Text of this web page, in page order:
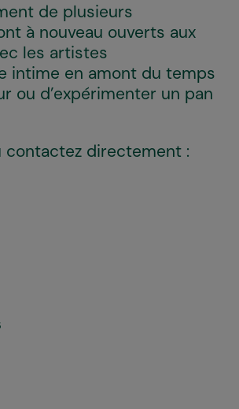
de plusieurs
à nouveau ouverts aux
les artistes
intime en amont du temps
ou d’expérimenter un pan
contactez directement :